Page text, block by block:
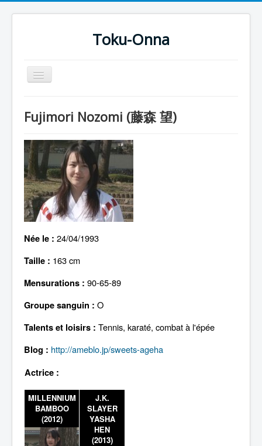
Toku-Onna
Basculer
la
Toku-Actrices
Toku-Critiques
Séries
Films
COSAA
Dessins
Artiste Asperger
Lexique
Fujimori Nozomi (藤森 望)
Née le : 24/04/1993
Taille : 163 cm
Mensurations : 90-65-89
Groupe sanguin : O
Talents et loisirs : Tennis, karaté, combat à l'épée
Blog : http://ameblo.jp/sweets-ageha
Actrice :
MILLENNIUM
BAMBOO
(2012)
J.K.
SLAYER
YASHA
HEN
(2013)